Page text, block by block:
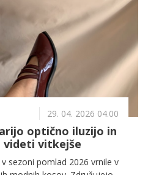
29. 04. 2026 04.00
optično iluzijo in
videti vitkejše
sezoni pomlad 2026 vrnile v